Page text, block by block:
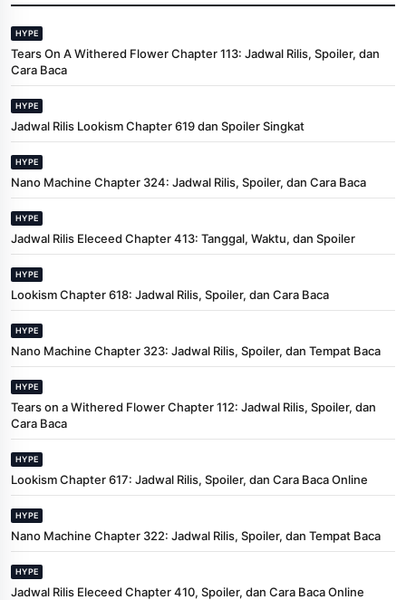
HYPE
Tears On A Withered Flower Chapter 113: Jadwal Rilis, Spoiler, dan
Cara Baca
HYPE
Jadwal Rilis Lookism Chapter 619 dan Spoiler Singkat
HYPE
Nano Machine Chapter 324: Jadwal Rilis, Spoiler, dan Cara Baca
HYPE
Jadwal Rilis Eleceed Chapter 413: Tanggal, Waktu, dan Spoiler
HYPE
Lookism Chapter 618: Jadwal Rilis, Spoiler, dan Cara Baca
HYPE
Nano Machine Chapter 323: Jadwal Rilis, Spoiler, dan Tempat Baca
HYPE
Tears on a Withered Flower Chapter 112: Jadwal Rilis, Spoiler, dan
Cara Baca
HYPE
Lookism Chapter 617: Jadwal Rilis, Spoiler, dan Cara Baca Online
HYPE
Nano Machine Chapter 322: Jadwal Rilis, Spoiler, dan Tempat Baca
HYPE
Jadwal Rilis Eleceed Chapter 410, Spoiler, dan Cara Baca Online